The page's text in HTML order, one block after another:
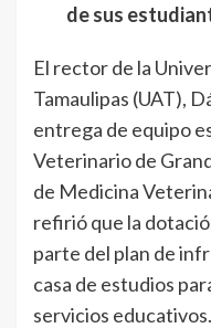
de sus
El rector de la
Tamaulipas (UAT),
entrega de equipo
Veterinario de
de Medicina
refirió que la
parte del plan de
casa de estudios
servicios educativos.